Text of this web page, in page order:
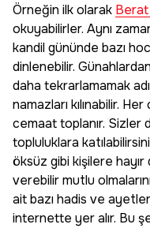
Örneğin ilk olarak Berat
okuyabilirler. Aynı
kandil gününde bazı
dinlenebilir.
daha tekrarlamamak
namazları kılınabilir.
cemaat toplanır. Sizler
topluluklara
öksüz gibi kişilere
verebilir mutlu
ait bazı hadis ve
internette yer alır. Bu